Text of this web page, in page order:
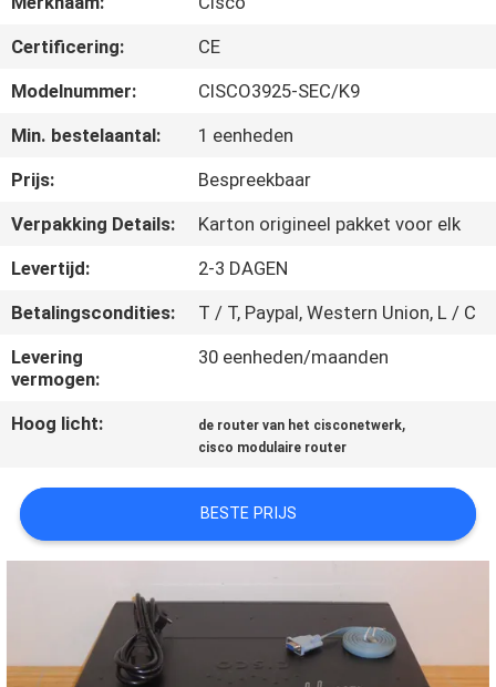
FABRIEKSTOCHT
KWALITEITSCONTROLE
NEEM
CONTACT
ONS
OP
NIEUWS
GEVALLEN
PRIVACYBELEID
Certificering:
CE
Modelnummer:
CISCO3925-SEC/K9
Min. bestelaantal:
1 eenheden
Prijs:
Bespreekbaar
Verpakking Details:
Karton origineel pakket voor elk
Levertijd:
2-3 DAGEN
Betalingscondities:
T / T, Paypal, Western Union, L / C
Levering
vermogen:
30 eenheden/maanden
Hoog licht: de router van het cisconetwerk,
cisco modulaire router
BESTE PRIJS